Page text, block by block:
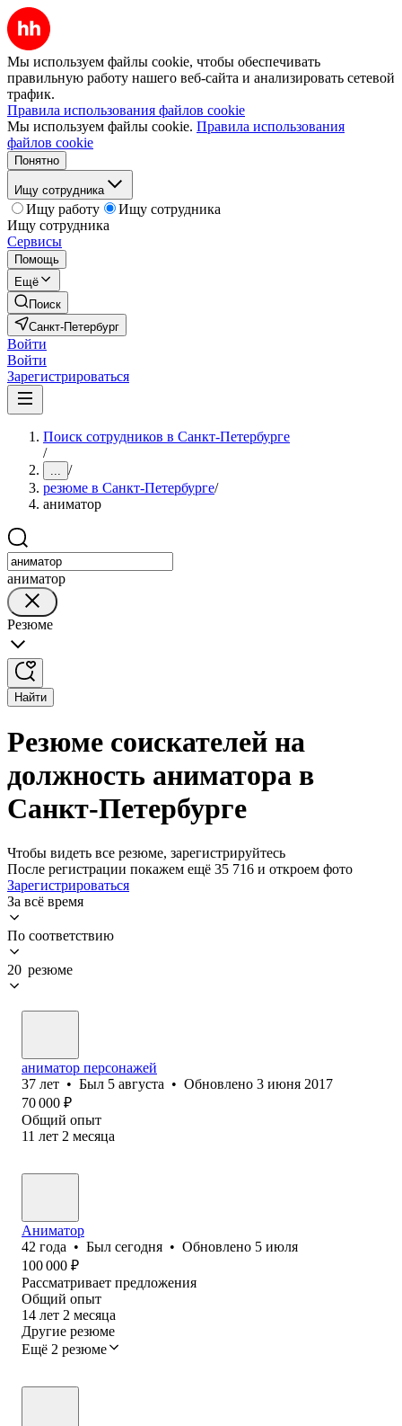
Мы используем файлы cookie, чтобы обеспечивать
правильную работу нашего веб-сайта и анализировать сетевой
трафик.
Правила использования файлов cookie
Мы используем файлы cookie. Правила использования
файлов cookie
Понятно
Ищу сотрудника
Ищу работу
Ищу сотрудника
Ищу сотрудника
Сервисы
Помощь
Ещё
Поиск
Санкт-Петербург
Войти
Войти
Зарегистрироваться
Поиск сотрудников в Санкт-Петербурге
/
... /
резюме в Санкт-Петербурге/
аниматор
аниматор
Резюме
Найти
Резюме соискателей на
должность аниматора в
Санкт-Петербурге
Чтобы видеть все резюме, зарегистрируйтесь
После регистрации покажем ещё 35 716 и откроем фото
Зарегистрироваться
За всё время
По соответствию
20 резюме
аниматор персонажей
37 лет • Был 5 августа • Обновлено 3 июня 2017
70 000 ₽
Общий опыт
11 лет 2 месяца
Аниматор
42 года • Был сегодня • Обновлено 5 июля
100 000 ₽
Рассматривает предложения
Общий опыт
14 лет 2 месяца
Другие резюме
Ещё 2 резюме